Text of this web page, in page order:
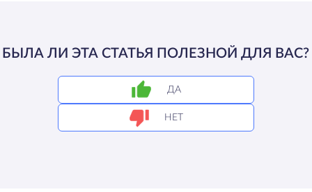
БЫЛА ЛИ ЭТА СТАТЬЯ ПОЛЕЗНОЙ ДЛЯ ВАС?
ДА
НЕТ